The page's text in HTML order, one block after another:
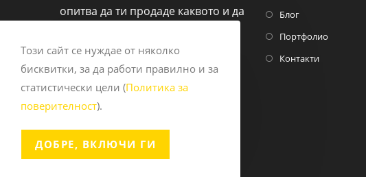
опитва да ти продаде каквото и да
Блог
Портфолио
Контакти
Този сайт се нуждае от няколко
бисквитки, за да работи правилно и за
статистически цели (Политика за
поверителност).
ДОБРЕ, ВКЛЮЧИ ГИ